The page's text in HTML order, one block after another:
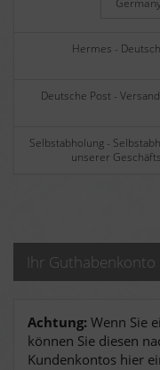
Hermes -
Deutsche Post -
Selbstabholung -
unserer
Ihr Guthabenkonto
Achtung: Wenn Sie
können Sie diesen
Kundenkontos hier